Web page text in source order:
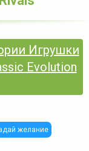
Игрушки
Evolution
желание